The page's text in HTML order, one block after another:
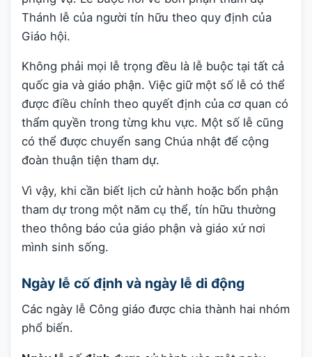
Thánh lễ của người tín hữu theo quy định của
Giáo hội.
Không phải mọi lễ trọng đều là lễ buộc tại tất cả
quốc gia và giáo phận. Việc giữ một số lễ có thể
được điều chỉnh theo quyết định của cơ quan có
thẩm quyền trong từng khu vực. Một số lễ cũng
có thể được chuyển sang Chúa nhật để cộng
đoàn thuận tiện tham dự.
Vì vậy, khi cần biết lịch cử hành hoặc bổn phận
tham dự trong một năm cụ thể, tín hữu thường
theo thông báo của giáo phận và giáo xứ nơi
mình sinh sống.
Ngày lễ cố định và ngày lễ di động
Các ngày lễ Công giáo được chia thành hai nhóm
phổ biến.